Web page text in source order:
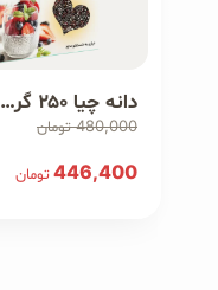
دانه چیا ۲۵۰ گرمی
480,000 تومان
446,400تومان